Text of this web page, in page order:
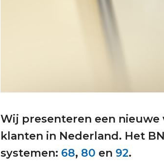
Wij presenteren een
klanten in Nederland. Het
systemen: 68, 80 en 92.